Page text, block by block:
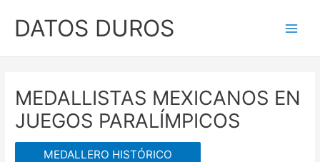
DATOS DUROS
MEDALLISTAS MEXICANOS EN
JUEGOS PARALÍMPICOS
MEDALLERO HISTÓRICO